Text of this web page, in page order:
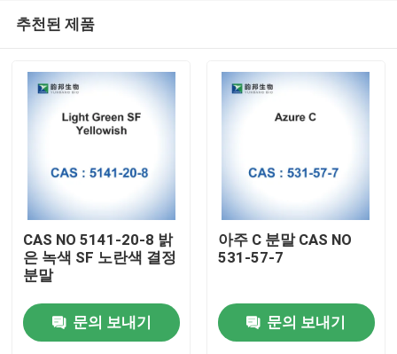
추천된 제품
CAS NO 5141-20-8 밝
은 녹색 SF 노란색 결정
분말
문의 보내기
아주 C 분말 CAS NO
531-57-7
문의 보내기